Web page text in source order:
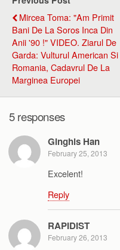
Mircea Toma: "Am Primit
Bani De La Soros Inca Din
Anii '90 !" VIDEO. Ziarul De
Garda: Vulturul American Si
Romania, Cadavrul De La
Marginea Europei
5 responses
Ginghis Han
February 25, 2013
Excelent!
Reply
RAPIDIST
February 26, 2013